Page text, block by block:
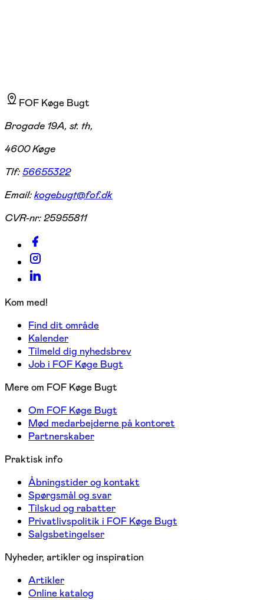
FOF Køge Bugt
Brogade 19A, st. th,
4600 Køge
Tlf:56655322
Email:kogebugt@fof.dk
CVR-nr:25955811
Kom med!
Find dit område
Kalender
Tilmeld dig nyhedsbrev
Job i FOF Køge Bugt
Mere om FOF Køge Bugt
Om FOF Køge Bugt
Mød medarbejderne på kontoret
Partnerskaber
Praktisk info
Åbningstider og kontakt
Spørgsmål og svar
Tilskud og rabatter
Privatlivspolitik i FOF Køge Bugt
Salgsbetingelser
Nyheder, artikler og inspiration
Artikler
Online katalog